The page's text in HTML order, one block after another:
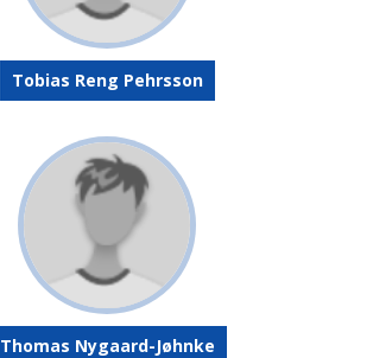
Tobias Reng Pehrsson
Thomas Nygaard-Jøhnke